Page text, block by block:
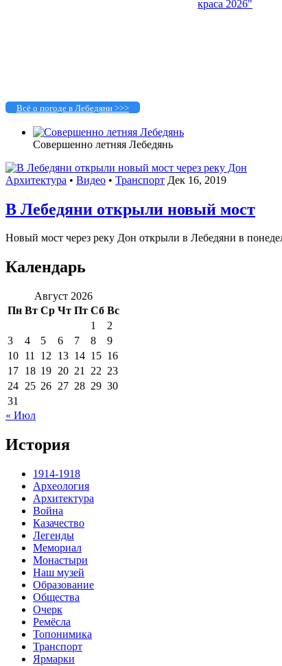
Всё о погоде в Лебедяни >>>
Совершенно летняя Лебедянь
Архитектура • Видео • Транспорт Дек 16, 2019
В Лебедяни открыли новый мост
Новый мост через реку Дон открыли в Лебедяни в
Календарь
Август 2026
Пн Вт Ср Чт Пт Сб Вс
1
2
3
4 5 6 7 8
9
10 11 12 13 14 15 16
17 18 19 20 21 22 23
24 25 26 27 28 29 30
31
« Июл
История
1914-1918
Археология
Архитектура
Война
Казачество
Легенды
Мемориал
Монастыри
Наш музей
Образование
Общества
Очерк
Ремёсла
Топонимика
Транспорт
Ярмарки